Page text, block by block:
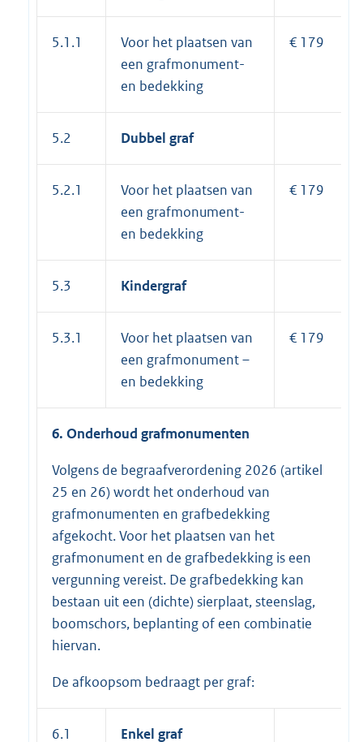
5.1.1
Voor het plaatsen van
een grafmonument-
en bedekking
€ 179
5.2 Dubbel graf
5.2.1
Voor het plaatsen van
een grafmonument-
en bedekking
€ 179
5.3 Kindergraf
5.3.1
Voor het plaatsen van
een grafmonument –
en bedekking
€ 179
6. Onderhoud grafmonumenten
Volgens de begraafverordening 2026 (artikel
25 en 26) wordt het onderhoud van
grafmonumenten en grafbedekking
afgekocht. Voor het plaatsen van het
grafmonument en de grafbedekking is een
vergunning vereist. De grafbedekking kan
bestaan uit een (dichte) sierplaat, steenslag,
boomschors, beplanting of een combinatie
hiervan.
De afkoopsom bedraagt per graf:
6.1 Enkel graf